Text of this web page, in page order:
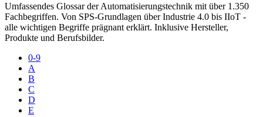
Umfassendes Glossar der Automatisierungstechnik mit über 1.350
Fachbegriffen. Von SPS-Grundlagen über Industrie 4.0 bis IIoT -
alle wichtigen Begriffe prägnant erklärt. Inklusive Hersteller,
Produkte und Berufsbilder.
0-9
A
B
C
D
E